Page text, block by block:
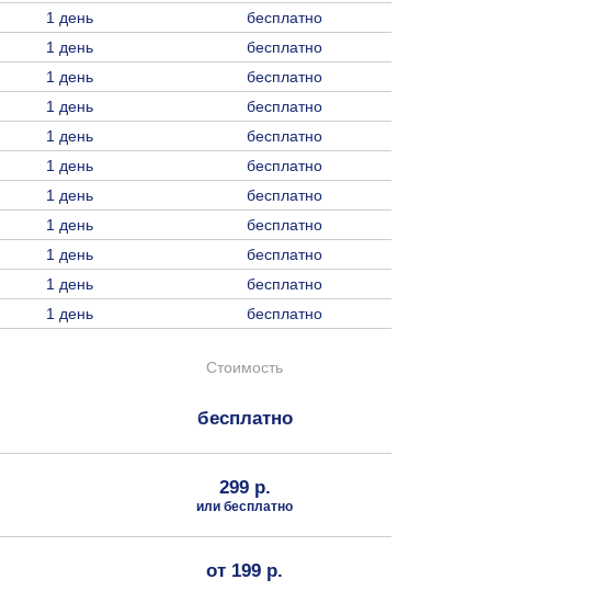
1 день
бесплатно
1 день
бесплатно
1 день
бесплатно
1 день
бесплатно
1 день
бесплатно
1 день
бесплатно
1 день
бесплатно
1 день
бесплатно
1 день
бесплатно
1 день
бесплатно
1 день бесплатно
Стоимость
бесплатно
299 р.
или бесплатно
от 199 р.